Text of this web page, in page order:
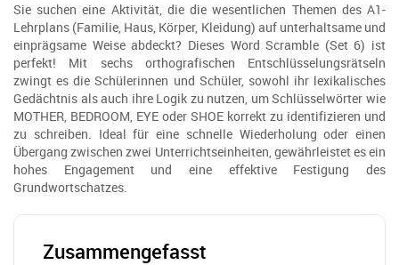
Sie suchen eine Aktivität, die die wesentlichen Themen des A1-
Lehrplans (Familie, Haus, Körper, Kleidung) auf unterhaltsame und
einprägsame Weise abdeckt? Dieses Word Scramble (Set 6) ist
perfekt! Mit sechs orthografischen Entschlüsselungsrätseln
zwingt es die Schülerinnen und Schüler, sowohl ihr lexikalisches
Gedächtnis als auch ihre Logik zu nutzen, um Schlüsselwörter wie
MOTHER, BEDROOM, EYE oder SHOE korrekt zu identifizieren und
zu schreiben. Ideal für eine schnelle Wiederholung oder einen
Übergang zwischen zwei Unterrichtseinheiten, gewährleistet es ein
hohes Engagement und eine effektive Festigung des
Grundwortschatzes.
Zusammengefasst